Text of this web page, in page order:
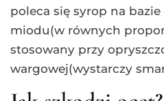
poleca się syrop na
miodu(w równych
stosowany przy
wargowej(wystarczy